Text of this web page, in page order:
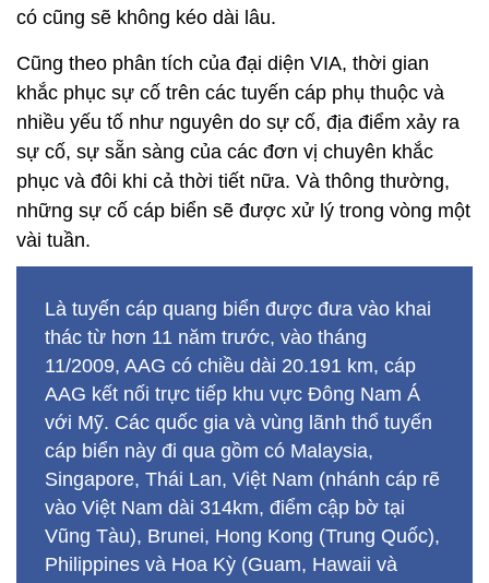
phục và đôi khi cả thời tiết nữa. Và thông thường,
vài tuần.
Là tuyến cáp quang biển được đưa vào khai
thác từ hơn 11 năm trước, vào tháng
11/2009, AAG có chiều dài 20.191 km, cáp
AAG kết nối trực tiếp khu vực Đông Nam Á
Singapore, Thái Lan, Việt Nam (nhánh cáp rẽ
vào Việt Nam dài 314km, điểm cập bờ tại
Vũng Tàu), Brunei, Hong Kong (Trung Quốc),
Philippines và Hoa Kỳ (Guam, Hawaii và
California).
Trước khi gặp sự cố vào sáng ngày 19/7,
trong năm nay tuyến cáp biển AAG cũng đã
bịlỗi cáp trên nhánh S1H ngày 22/6 và các lỗi
này đã được khắc phục xong vào ngày 12/7